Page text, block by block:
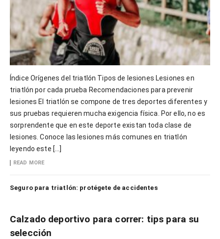
Índice Orígenes del triatlón Tipos de lesiones Lesiones en
triatlón por cada prueba Recomendaciones para prevenir
lesiones El triatlón se compone de tres deportes diferentes y
sus pruebas requieren mucha exigencia física. Por ello, no es
sorprendente que en este deporte existan toda clase de
lesiones. Conoce las lesiones más comunes en triatlón
leyendo este […]
READ MORE
Seguro para triatlón: protégete de accidentes
Calzado deportivo para correr: tips para su
selección